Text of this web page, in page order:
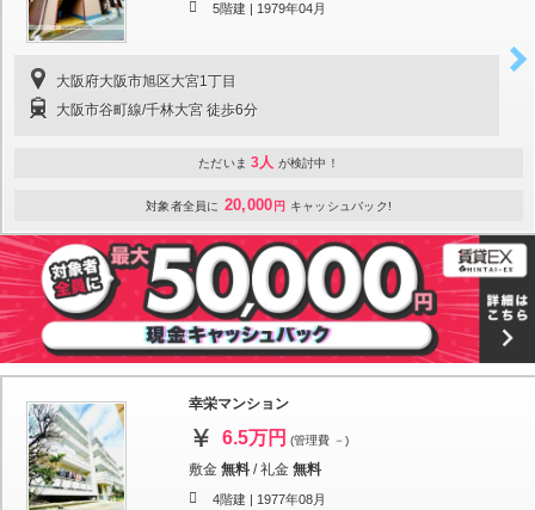
5階建 | 1979年04月
大阪府大阪市旭区大宮1丁目
大阪市谷町線/千林大宮 徒歩6分
ただいま 3人 が検討中！
対象者全員に 20,000 円 キャッシュバック!
幸栄マンション
6.5万円 (管理費 －)
敷金 無料 /礼金 無料
4階建 | 1977年08月